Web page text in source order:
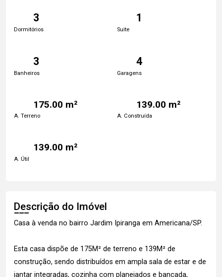
3
Dormitórios
1
Suite
3
Banheiros
4
Garagens
175.00 m²
A. Terreno
139.00 m²
A. Construída
139.00 m²
A. Útil
Descrição do Imóvel
Casa à venda no bairro Jardim Ipiranga em Americana/SP.
Esta casa dispõe de 175M² de terreno e 139M² de
construção, sendo distribuídos em ampla sala de estar e de
jantar integradas, cozinha com planejados e bancada,